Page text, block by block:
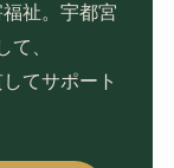
祉。宇都宮
、
てサポート